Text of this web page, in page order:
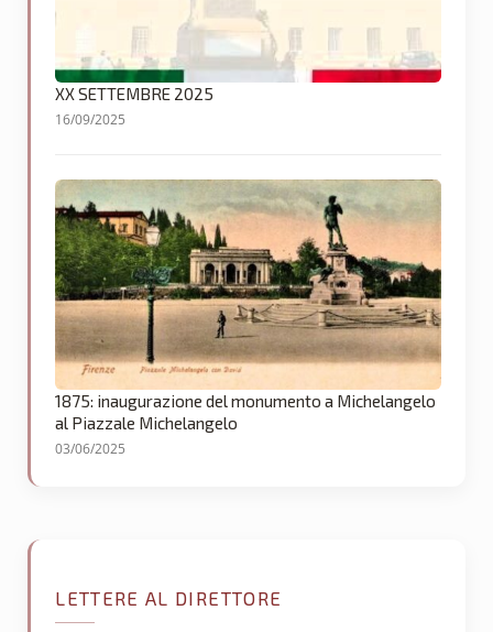
XX SETTEMBRE 2025
16/09/2025
1875: inaugurazione del monumento a Michelangelo
al Piazzale Michelangelo
03/06/2025
LETTERE AL DIRETTORE